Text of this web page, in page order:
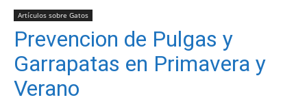
Artículos sobre Gatos
Prevencion de Pulgas y
Garrapatas en Primavera y
Verano